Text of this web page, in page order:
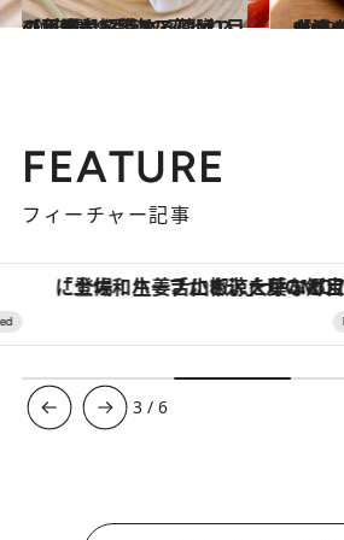
2025.10.9
【免疫力を高める薬膳レシピ3選】季節の変わり目の不調を解消するには？
グルメ 「痩せにくい40代で15キロ減」に成功した医学博士のシ
ビュ
FEATURE
フィーチャー記事
「土佐和ハーブかき氷」がOMO7高知に登場！生姜、山椒、大葉など目にも舌
3 /6